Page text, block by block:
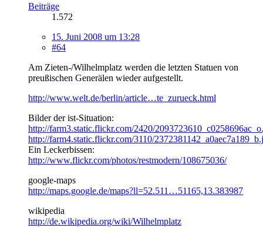
Beiträge
1.572
15. Juni 2008 um 13:28
#64
Am Zieten-/Wilhelmplatz werden die letzten Statuen von
preußischen Generälen wieder aufgestellt.
http://www.welt.de/berlin/article…te_zurueck.html
Bilder der ist-Situation:
http://farm3.static.flickr.com/2420/
http://farm4.static.flickr.com/3110/
Ein Leckerbissen:
http://www.flickr.com/photos/restmodern/108675036/
google-maps
http://maps.google.de/maps?ll=52.511…51165,13.383987
wikipedia
http://de.wikipedia.org/wiki/Wilhelmplatz